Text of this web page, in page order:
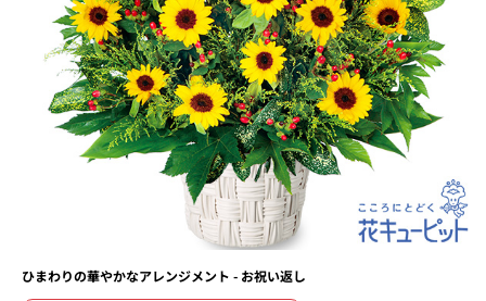
ひまわりの華やかなアレンジメント - お祝い返し